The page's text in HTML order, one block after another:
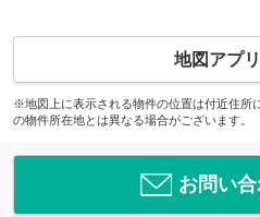
地図アプ
※地図上に表示される物件の位置は付近住所
の物件所在地とは異なる場合がございます。
お問い